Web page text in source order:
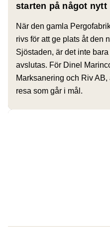
starten på något nytt
När den gamla
rivs för att ge plats åt den
Sjöstaden, är det inte
avslutas. För Dinel
Marksanering och Riv
resa som går i mål.